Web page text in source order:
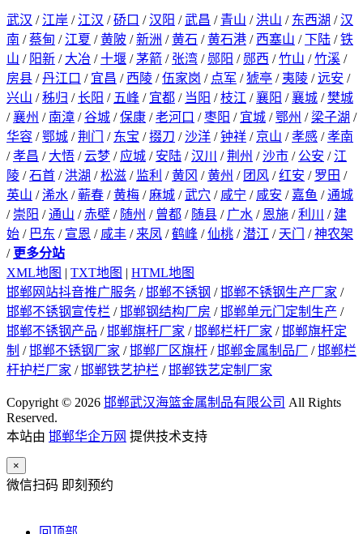
武汉 / 江岸 / 江汉 /硚口 /汉阳 /武昌 / 青山 / 洪山 / 东西湖 /汉
南 /蔡甸 / 江夏 /黄陂 /新洲 /黄石 /黄石港 / 西塞山 /下陆 /铁
山 / 阳新 / 大冶 /十堰 /茅箭 / 张湾 / 郧阳 / 郧西 /竹山 /竹溪 /
房县 /丹江口 / 宜昌 / 西陵 /伍家岗 / 点军 /猇亭 / 夷陵 /远安 /
兴山 /秭归 /长阳 / 五峰 / 宜都 / 当阳 /枝江 /襄阳 /襄城 /樊城
/襄州 / 南漳 /谷城 /保康 /老河口 /枣阳 / 宜城 /鄂州 / 梁子湖 /
华容 /鄂城 /荆门 / 东宝 /掇刀 /沙洋 /钟祥 / 京山 /孝感 /孝南
/孝昌 / 大悟 /云梦 / 应城 / 安陆 /汉川 /荆州 /沙市 / 公安 / 江
陵 /石首 / 洪湖 /松滋 / 监利 /黄冈 /黄州 / 团风 /红安 / 罗田 /
英山 /浠水 /蕲春 /黄梅 / 麻城 /武穴 / 咸宁 / 咸安 / 嘉鱼 /通城
/ 崇阳 /通山 /赤壁 / 随州 / 曾都 / 随县 / 广水 / 恩施 /利川 / 建
始 / 巴东 / 宣恩 / 咸丰 / 来凤 /鹤峰 /仙桃 /潜江 / 天门 /神农架
/ 更多分站
XML地图 | TXT地图 | HTML地图
邯郸网站抖音推广服务 /邯郸不锈钢 /邯郸不锈钢生产厂家 /
邯郸不锈钢宣传栏 /邯郸钢结构厂房 /邯郸单元门定制生产 /
邯郸不锈钢产品 /邯郸旗杆厂家 /邯郸栏杆厂家 /邯郸旗杆定
制 /邯郸不锈钢厂家 /邯郸厂区旗杆 /邯郸金属制品厂 /邯郸栏
杆护栏厂家 /邯郸铁艺护栏 /邯郸铁艺定制厂家
Copyright © 2026 邯郸武汉海篮金属制品有限公司 All Rights
Reserved.
本站由 邯郸华企万网 提供技术支持
×
微信扫码 即刻预约